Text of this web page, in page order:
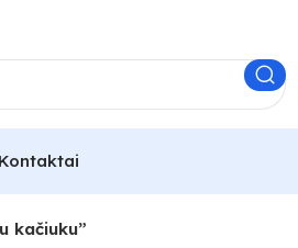
Kontaktai
kačiuku”